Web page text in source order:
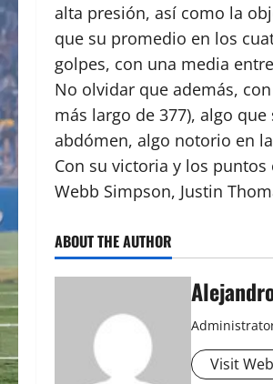
alta presión, así como la
que su promedio en los
golpes, con una media
No olvidar que además,
más largo de 377), algo
abdómen, algo notorio en
Con su victoria y los
Webb Simpson, Justin
ABOUT THE AUTHOR
Visit